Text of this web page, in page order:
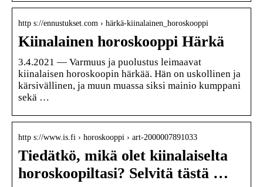
http s://ennustukset.com › härkä-kiinalainen_horoskooppi
Kiinalainen horoskooppi Härkä
3.4.2021 — Varmuus ja puolustus leimaavat
kiinalaisen horoskoopin härkää. Hän on uskollinen ja
kärsivällinen, ja muun muassa siksi mainio kumppani
sekä …
http s://www.is.fi › horoskooppi › art-2000007891033
Tiedätkö, mikä olet kiinalaiselta
horoskoopiltasi? Selvitä tästä …